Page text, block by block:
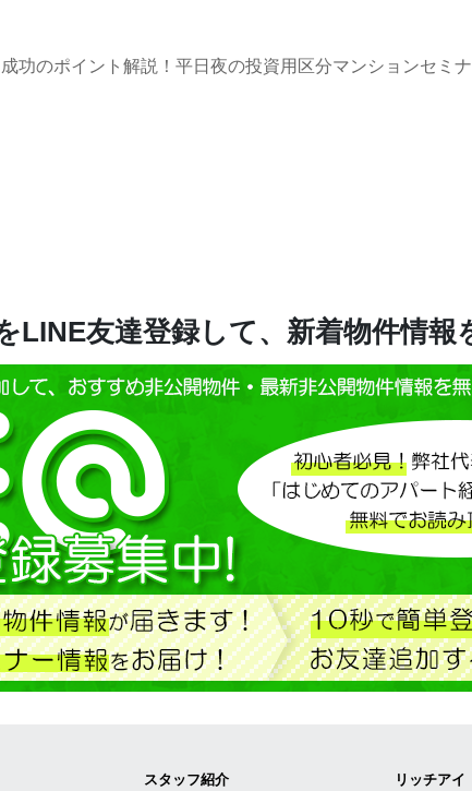
成功のポイント解説！平日夜の投資用区分マンションセミ
LINE友達登録して、新着物件情報
スタッフ紹介 リッチアイ